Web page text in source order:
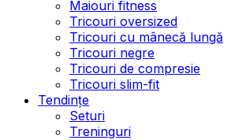
Maiouri fitness
Tricouri oversized
Tricouri cu mânecă lungă
Tricouri negre
Tricouri de compresie
Tricouri slim-fit
Tendințe
Seturi
Treninguri